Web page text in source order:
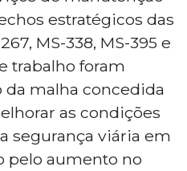
estratégicos das
MS-338, MS-395 e
trabalho foram
malha concedida
as condições
segurança viária em
pelo aumento no